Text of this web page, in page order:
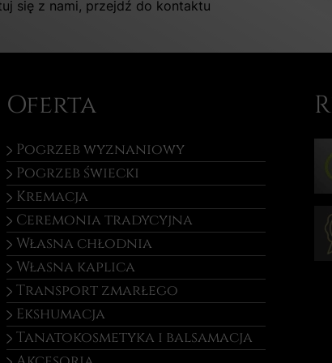
się z nami, przejdź do kontaktu
Oferta
Pogrzeb wyznaniowy
Pogrzeb świecki
Kremacja
Ceremonia tradycyjna
Własna chłodnia
Własna kaplica
Transport zmarłego
Ekshumacja
Tanatokosmetyka i balsamacja